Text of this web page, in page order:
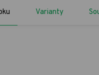
Varianty